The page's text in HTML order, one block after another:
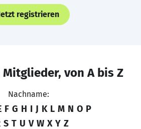
registrieren
Mitglieder, von A bis Z
Nachname:
F G H I J K L M N O P
S T U V W X Y Z